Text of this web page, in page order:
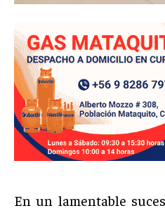
En un lamentable